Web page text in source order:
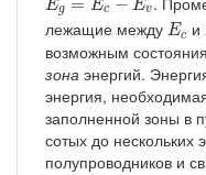
Eg Ec Ev
лежащие между Ec
Ec и
возможным
зона энергий.
энергия,
заполненной зоны в
сотых до нескольких
полупроводников и